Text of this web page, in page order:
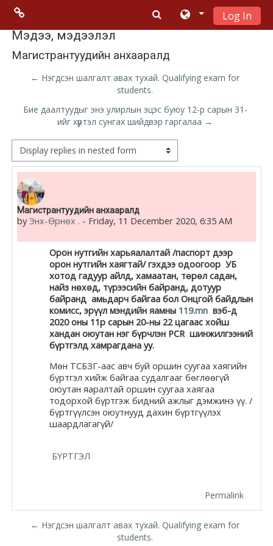
Menu 2
Moodle
Moodle
free support
Moodle
development
Moodle
Moodle.com
жишээ 2
Moodle
community
Moodle
free support
Moodle
Log In
Мэдээ, мэдээлэл
Магистрантуудийн анхааралд
← Нэгдсэн шалгалт авах тухай. Qualifying exam for
students.
Бие даалтуудыг энэ улирлын эцэс буюу 12-р сарын 31-
ийг хүртэл сунгах шийдвэр гаргалаа →
Display mode
Магистрантуудийн анхааралд
byЭнх-Өрнөх . - Friday, 11 December 2020, 6:35 AM
Number of replies: 0
Орон нутгийн харьяалалтай /паспорт дээр
орон нутгийн хаягтай/ гэхдээ одоогоор УБ
хотод гадуур айлд, хамаатан, төрөл садан,
найз нөхөд, түрээсийн байранд, дотуур
байранд амьдарч байгаа бол Онцгой байдлын
комисс, эрүүл мэндийн яамны 119.mnвэб-д
2020 оны 11р сарын 20-ны 22 цагаас хойш
хандан оюутан нэг бүрчлэн PCR шинжилгээний
бүртгэлд хамрагдана уу.
Мөн ТСБЗГ-аас авч буй оршин суугаа хаягийн
бүртгэл хийж байгаа судалгааг бөглөөгүй
оюутан яаралтай оршин суугаа хаягаа
тодорхой бүртгэж бидний ажлыг дэмжинэ үү. /
бүртгүүлсэн оюутнууд дахин бүртгүүлэх
шаардлагагүй/
БҮРТГЭЛ
Permalink
← Нэгдсэн шалгалт авах тухай. Qualifying exam for
students.